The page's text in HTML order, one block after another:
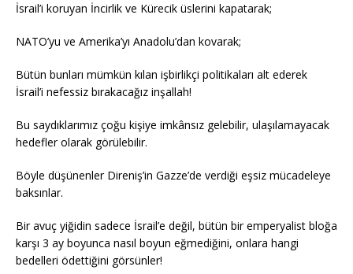
İsrail’i koruyan İncirlik ve Kürecik üslerini kapatarak;
NATO’yu ve Amerika’yı Anadolu’dan kovarak;
Bütün bunları mümkün kılan işbirlikçi politikaları alt ederek
İsrail’i nefessiz bırakacağız inşallah!
Bu saydıklarımız çoğu kişiye imkânsız gelebilir, ulaşılamayacak
hedefler olarak görülebilir.
Böyle düşünenler Direniş’in Gazze’de verdiği eşsiz mücadeleye
baksınlar.
Bir avuç yiğidin sadece İsrail’e değil, bütün bir emperyalist bloğa
karşı 3 ay boyunca nasıl boyun eğmediğini, onlara hangi
bedelleri ödettiğini görsünler!